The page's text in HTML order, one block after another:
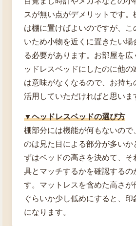
スが無い点がデメリットです。
は棚に置けばよいのですが、こ
いため小物を近くに置きたい場
る必要があります。お部屋を広
ッドレスベッドにしたのに他の
は意味がなくなるので、お持ち
活用していただければと思いま
▼ヘッドレスベッドの選び方
棚部分には機能が何もないので
のは見た目による部分が多いか
ずはベッドの高さを決めて、そ
具とマッチするかを確認するの
す。マットレスを含めた高さが
ぐらいか少し低めにすると、印
になります。